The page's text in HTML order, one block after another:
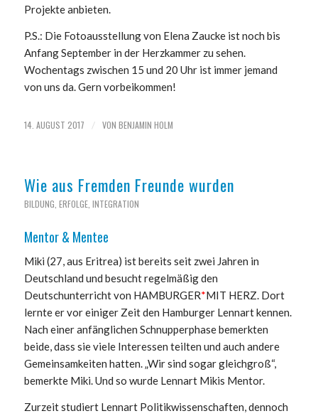
Projekte anbieten.
P.S.: Die Fotoausstellung von Elena Zaucke ist noch bis
Anfang September in der Herzkammer zu sehen.
Wochentags zwischen 15 und 20 Uhr ist immer jemand
von uns da. Gern vorbeikommen!
14. AUGUST 2017 / VON BENJAMIN HOLM
Wie aus Fremden Freunde wurden
BILDUNG ERFOLGE, INTEGRATION
Mentor & Mentee
Miki (27, aus Eritrea) ist bereits seit zwei Jahren in
Deutschland und besucht regelmäßig den
Deutschunterricht von HAMBURGER*MIT HERZ. Dort
lernte er vor einiger Zeit den Hamburger Lennart kennen.
Nach einer anfänglichen Schnupperphase bemerkten
beide, dass sie viele Interessen teilten und auch andere
Gemeinsamkeiten hatten. „Wir sind sogar gleichgroß“,
bemerkte Miki. Und so wurde Lennart Mikis Mentor.
Zurzeit studiert Lennart Politikwissenschaften, dennoch